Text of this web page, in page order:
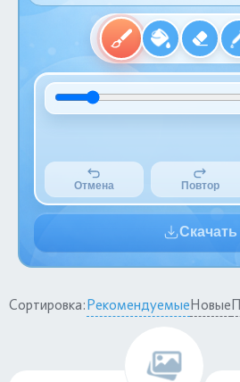
Отмена Повтор
Скачать
Сортировка:РекомендуемыеНовые